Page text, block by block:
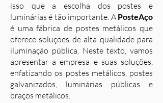
isso que a escolha dos postes e
luminárias é tão importante. A PosteAço
é uma fábrica de postes metálicos que
oferece soluções de alta qualidade para
iluminação pública. Neste texto, vamos
apresentar a empresa e suas soluções,
enfatizando os postes metálicos, postes
galvanizados, luminárias públicas e
braços metálicos.